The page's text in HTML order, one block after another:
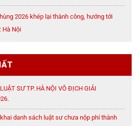
2026 khép lại thành công, hướng tới
Hà Nội
SƯ TP. HÀ NỘI VÔ ĐỊCH GIẢI
danh sách luật sư chưa nộp phí thành